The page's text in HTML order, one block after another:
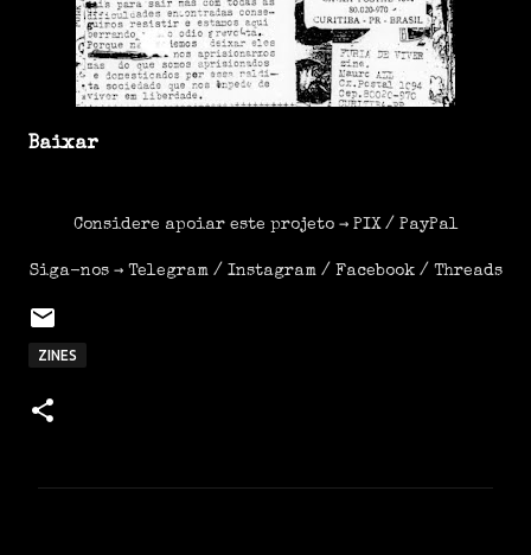
Baixar
Considere apoiar este projeto → PIX/ PayPal
Siga-nos → Telegram/ Instagram/ Facebook/ Threads
ZINES